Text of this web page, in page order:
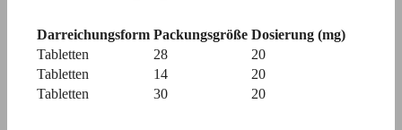
Darreichungsform Packungsgröße Dosierung (mg)
Tabletten
28
20
Tabletten
14
20
Tabletten
30 20